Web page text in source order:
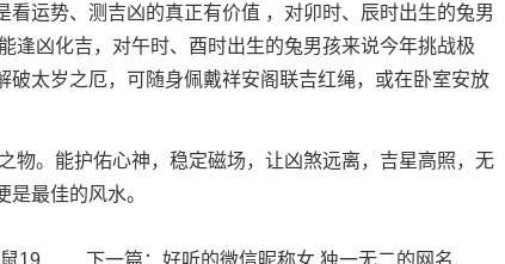
运势、测吉凶的真正有价值 ，对卯时、辰时出生的兔男
逢凶化吉，对午时、酉时出生的兔男孩来说今年挑战极
破太岁之厄，可随身佩戴祥安阁联吉红绳，或在卧室安放
物。能护佑心神，稳定磁场，让凶煞远离，吉星高照，无
最佳的风水。
命苦 下一篇：好听的微信昵称女 独一无二的网名